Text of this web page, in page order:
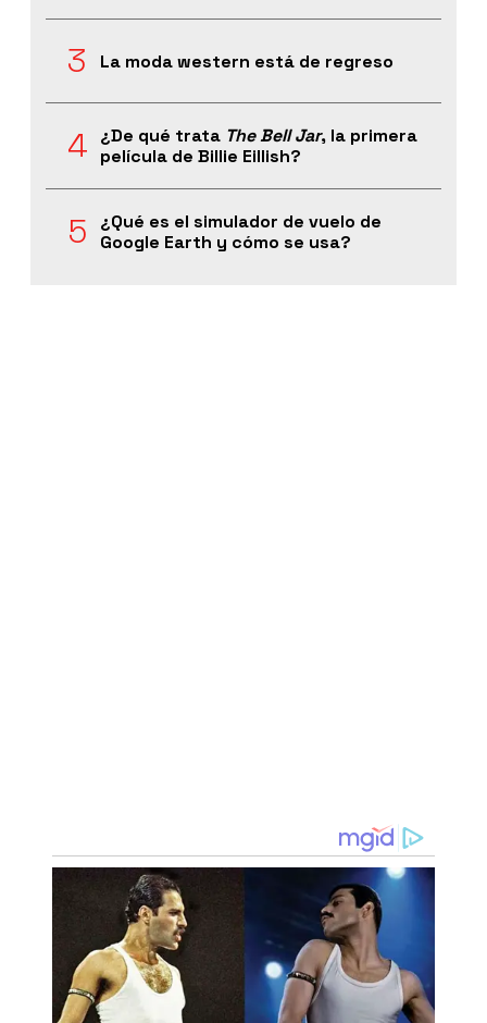
La moda western está de regreso
¿De qué trata The Bell Jar, la primera
película de Billie Eillish?
¿Qué es el simulador de vuelo de
Google Earth y cómo se usa?